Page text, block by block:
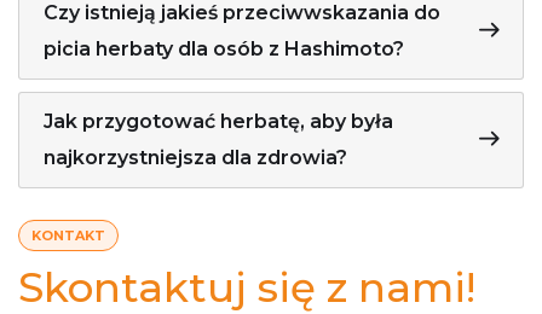
Czy istnieją jakieś przeciwwskazania do
picia herbaty dla osób z Hashimoto?
Jak przygotować herbatę, aby była
najkorzystniejsza dla zdrowia?
KONTAKT
Skontaktuj się z nami!